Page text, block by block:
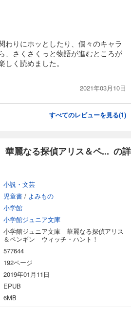
わりにホッとしたり、個々のキャラ
、さくさくっと物語が進むところが
く読めました。
2021年03月10日
すべてのレビューを見る(1)
麗なる探偵アリス＆ペ... の詳
小説・文芸
児童書 / よみもの
小学館
小学館ジュニア文庫
小学館ジュニア文庫 華麗なる探偵アリス
＆ペンギン ウィッチ・ハント！
577644
192ページ
2019年01月11日
EPUB
6MB